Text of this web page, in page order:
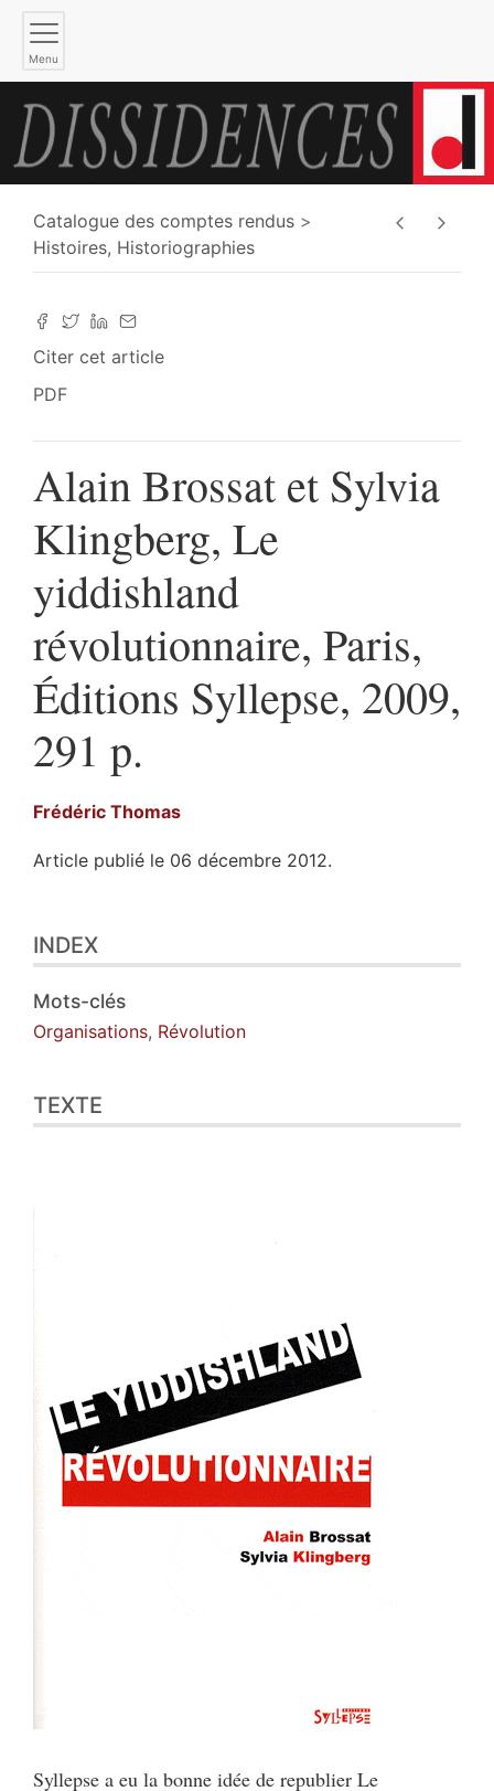
Menu
Catalogue des comptes rendus
Histoires, Historiographies
Citer cet article
PDF
Alain Brossat et Sylvia
Klingberg, Le
yiddishland
révolutionnaire, Paris,
Éditions Syllepse, 2009,
291 p.
Frédéric Thomas
Article publié le 06 décembre 2012.
Texte
Illustrations
Citer cet article
Auteur
INDEX
Mots-clés
Organisations, Révolution
TEXTE
Syllepse a eu la bonne idée de republier Le